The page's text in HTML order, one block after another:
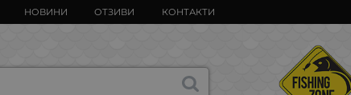
НОВИНИ ОТЗИВИ КОНТАКТИ